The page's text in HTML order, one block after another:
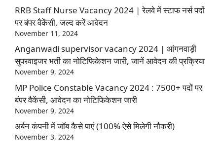
RRB Staff Nurse Vacancy 2024 | रेलवे में स्टाफ नर्स पदों
पर बंपर वैकेंसी, जल्द करें आवेदन
November 11, 2024
Anganwadi supervisor vacancy 2024 | आंगनवाड़ी
सुपरवाइजर भर्ती का नोटिफिकेशन जारी, जानें आवेदन की प्रक्रिया
November 9, 2024
MP Police Constable Vacancy 2024 : 7500+ पदों पर
बंपर वैकेंसी, आवेदन का नोटिफिकेशन जारी
November 9, 2024
अर्बन कंपनी में जॉब कैसे पाएं (100% ऐसे मिलेगी नौकरी)
November 3, 2024